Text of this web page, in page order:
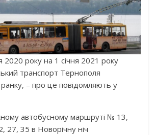
2020 року на 1 січня 2021 року
транспорт Тернополя
– про це повідомляють у
автобусному маршруті № 13,
27, 35 в Новорічну ніч